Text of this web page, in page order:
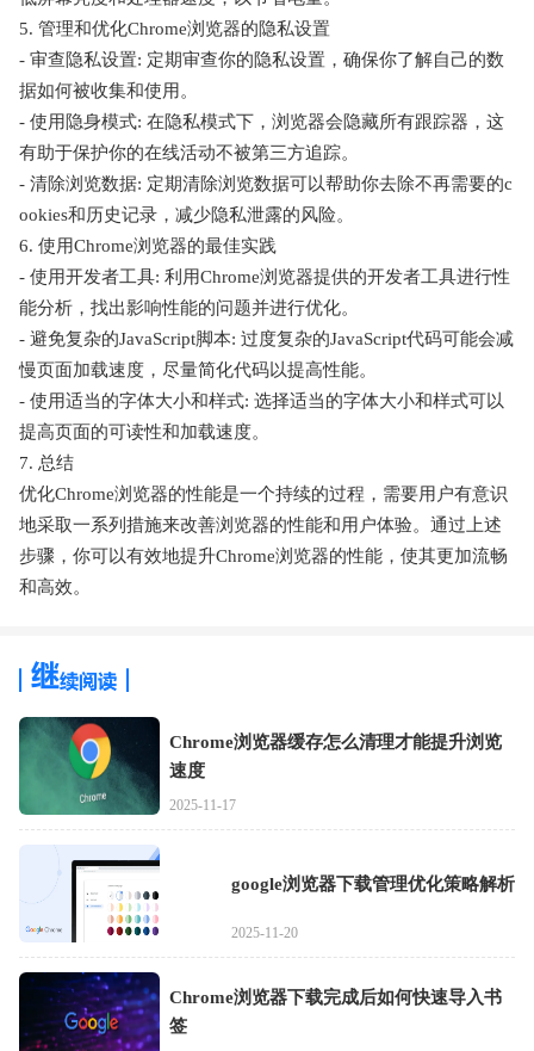
5. 管理和优化Chrome浏览器的隐私设置
- 审查隐私设置: 定期审查你的隐私设置，确保你了解自己的数
据如何被收集和使用。
- 使用隐身模式: 在隐私模式下，浏览器会隐藏所有跟踪器，这
有助于保护你的在线活动不被第三方追踪。
- 清除浏览数据: 定期清除浏览数据可以帮助你去除不再需要的c
ookies和历史记录，减少隐私泄露的风险。
6. 使用Chrome浏览器的最佳实践
- 使用开发者工具: 利用Chrome浏览器提供的开发者工具进行性
能分析，找出影响性能的问题并进行优化。
- 避免复杂的JavaScript脚本: 过度复杂的JavaScript代码可能会减
慢页面加载速度，尽量简化代码以提高性能。
- 使用适当的字体大小和样式: 选择适当的字体大小和样式可以
提高页面的可读性和加载速度。
7. 总结
优化Chrome浏览器的性能是一个持续的过程，需要用户有意识
地采取一系列措施来改善浏览器的性能和用户体验。通过上述
步骤，你可以有效地提升Chrome浏览器的性能，使其更加流畅
和高效。
Chrome浏览器缓存怎么清理才能提升浏览
速度
2025-11-17
google浏览器下载管理优化策略解析
2025-11-20
Chrome浏览器下载完成后如何快速导入书
签